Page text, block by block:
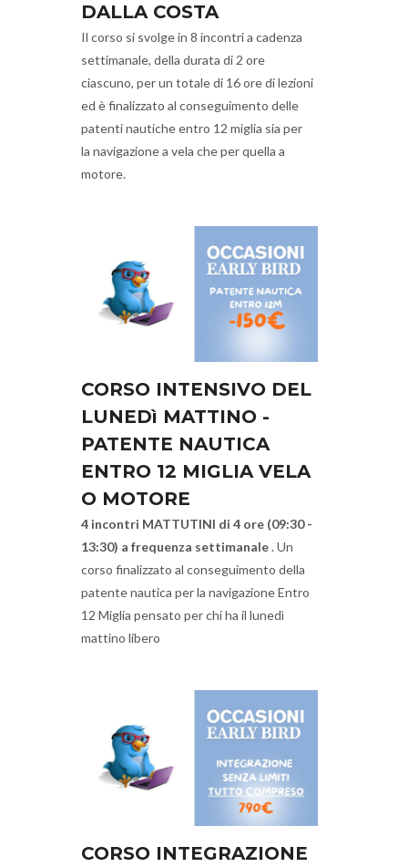
DALLA COSTA
Il corso si svolge in 8 incontri a cadenza
settimanale, della durata di 2 ore
ciascuno, per un totale di 16 ore di lezioni
ed è finalizzato al conseguimento delle
patenti nautiche entro 12 miglia sia per
la navigazione a vela che per quella a
motore.
CORSO INTENSIVO DEL
LUNEDì MATTINO -
PATENTE NAUTICA
ENTRO 12 MIGLIA VELA
O MOTORE
4 incontri MATTUTINI di 4 ore (09:30 -
13:30) a frequenza settimanale. Un
corso finalizzato al conseguimento della
patente nautica per la navigazione Entro
12 Miglia pensato per chi ha il lunedì
mattino libero
CORSO INTEGRAZIONE